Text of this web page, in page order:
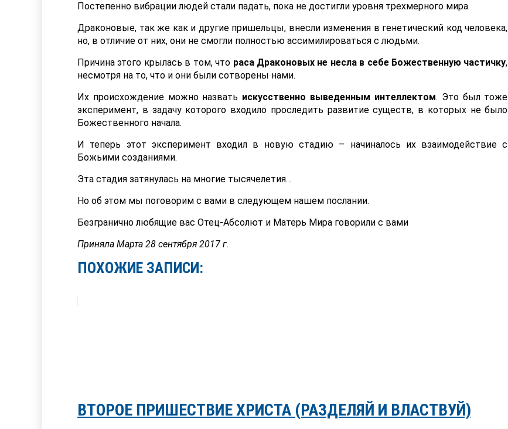
Постепенно вибрации людей стали падать, пока не достигли уровня трехмерного мира.
Драконовые, так же как и другие пришельцы, внесли изменения в генетический код человека,
но, в отличие от них, они не смогли полностью ассимилироваться с людьми.
Причина этого крылась в том, что раса Драконовых не несла в себе Божественную частичку,
несмотря на то, что и они были сотворены нами.
Их происхождение можно назвать искусственно выведенным интеллектом. Это был тоже
эксперимент, в задачу которого входило проследить развитие существ, в которых не было
Божественного начала.
И теперь этот эксперимент входил в новую стадию – начиналось их взаимодействие с
Божьими созданиями.
Эта стадия затянулась на многие тысячелетия…
Но об этом мы поговорим с вами в следующем нашем послании.
Безгранично любящие вас Отец-Абсолют и Матерь Мира говорили с вами
Приняла Марта 28 сентября 2017 г.
ПОХОЖИЕ ЗАПИСИ:
ВТОРОЕ ПРИШЕСТВИЕ ХРИСТА (РАЗДЕЛЯЙ И ВЛАСТВУЙ)